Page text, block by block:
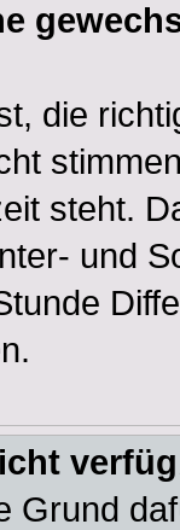
die
steht.
und
Grund